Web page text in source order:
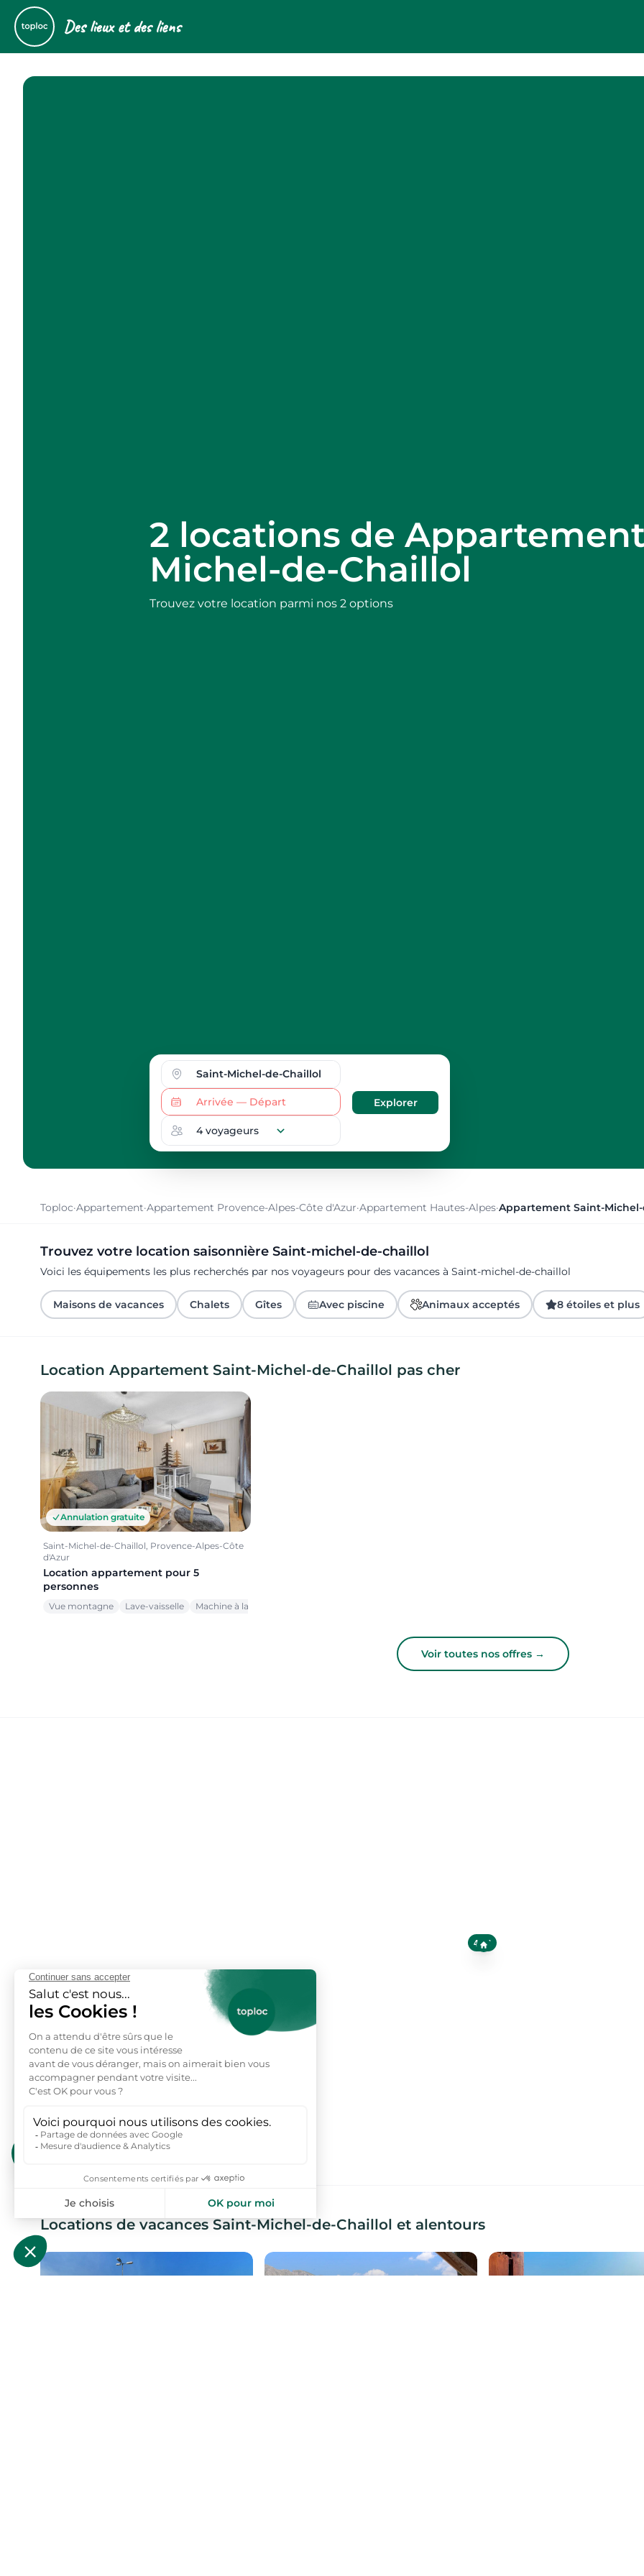
Des lieux et des liens
2 locations de
Michel-de-Chaillol
Trouvez votre location parmi nos 2 options
Toploc·Appartement·Appartement Provence-Alpes-Côte d'Azur·Appartement Hautes-Alpes·Appartement Saint-
Trouvez votre location saisonnière Saint-michel-de-chaillol
Voici les équipements les plus recherchés par nos voyageurs pour des vacances à Saint-michel-de-chaillol
Maisons de vacances Chalets Gîtes Avec piscine Animaux acceptés 8 étoiles et plus
Location Appartement Saint-Michel-de-Chaillol pas cher
Annulation gratuite
Saint-Michel-de-Chaillol, Provence-Alpes-Côte
d'Azur
Location appartement pour 5
personnes
Vue montagne Lave-vaisselle Machine à laver
Voir toutes nos offres →
toploc
45 €
Locations de vacances Saint-Michel-de-Chaillol et alentours